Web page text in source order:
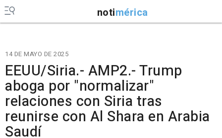
notimérica
14 DE MAYO DE 2025
EEUU/Siria.- AMP2.- Trump
aboga por "normalizar"
relaciones con Siria tras
reunirse con Al Shara en Arabia
Saudí